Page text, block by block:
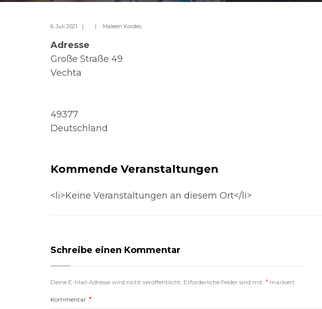
6. Juli 2021 | | Maleen Kordes
Adresse
Große Straße 49
Vechta
49377
Deutschland
Kommende Veranstaltungen
<li>Keine Veranstaltungen an diesem Ort</li>
Schreibe einen Kommentar
Deine E-Mail-Adresse wird nicht veröffentlicht. Erforderliche Felder sind mit * markiert
Kommentar *